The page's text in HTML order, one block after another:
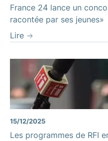
France 24 lance un
racontée par ses jeunes»
Lire
15/12/2025
Les programmes de RFI